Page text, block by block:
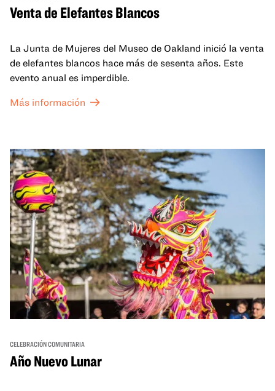
Venta de Elefantes Blancos
La Junta de Mujeres del Museo de Oakland inició la venta
de elefantes blancos hace más de sesenta años. Este
evento anual es imperdible.
Más información
CELEBRACIÓN COMUNITARIA
Año Nuevo Lunar